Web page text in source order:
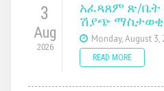
3
Aug
2026
አፈጻጸም ጽ/ቤት
ሽያጭ
Monday, August 3,
READ MORE